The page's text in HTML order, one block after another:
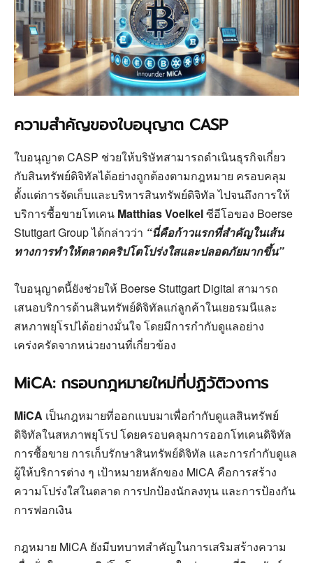
ความสำคัญของใบอนุญาต CASP
ใบอนุญาต CASP ช่วยให้บริษัทสามารถดำเนินธุรกิจเกี่ยว
กับสินทรัพย์ดิจิทัลได้อย่างถูกต้องตามกฎหมาย ครอบคลุม
ตั้งแต่การจัดเก็บและบริหารสินทรัพย์ดิจิทัล ไปจนถึงการให้
บริการซื้อขายโทเคน Matthias Voelkelซีอีโอของ Boerse
Stuttgart Group ได้กล่าวว่า “นี่คือก้าวแรกที่สำคัญในเส้น
ทางการทำให้ตลาดคริปโตโปร่งใสและปลอดภัยมากขึ้น”
ใบอนุญาตนี้ยังช่วยให้ Boerse Stuttgart Digital สามารถ
เสนอบริการด้านสินทรัพย์ดิจิทัลแก่ลูกค้าในเยอรมนีและ
สหภาพยุโรปได้อย่างมั่นใจ โดยมีการกำกับดูแลอย่าง
เคร่งครัดจากหน่วยงานที่เกี่ยวข้อง
MiCA: กรอบกฎหมายใหม่ที่ปฏิวัติวงการ
MiCA เป็นกฎหมายที่ออกแบบมาเพื่อกำกับดูแลสินทรัพย์
ดิจิทัลในสหภาพยุโรป โดยครอบคลุมการออกโทเคนดิจิทัล
การซื้อขาย การเก็บรักษาสินทรัพย์ดิจิทัล และการกำกับดูแล
ผู้ให้บริการต่าง ๆ เป้าหมายหลักของ MiCA คือการสร้าง
ความโปร่งใสในตลาด การปกป้องนักลงทุน และการป้องกัน
การฟอกเงิน
กฎหมาย MiCA ยังมีบทบาทสำคัญในการเสริมสร้างความ